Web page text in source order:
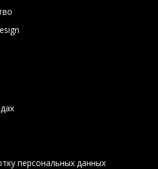
персональных данных